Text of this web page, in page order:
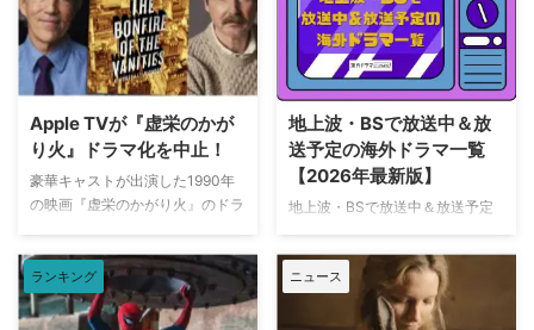
Apple TVが『虚栄のかが
り火』ドラマ化を中止！
豪華キャストが出演した1990年
の映画『虚栄のかがり火』のドラ
たが、頓挫したことが明らかにな
った。米Deadlineが報じてい
る。 鬼門らしく一筋縄ではいか
ず 原作は、1987年に出版された
地上波・BSで放送中＆放
送予定の海外ドラマ一覧
【2026年最新版】
地上波・BSで放送中＆放送予定
時更新） NHK・NHK BSで放送
中＆放送予定の海外ドラマ 海外
ドラマ『DOC（ドック） あす
へのカルテ』 NHK BSプレミアム
ランキング ニュース